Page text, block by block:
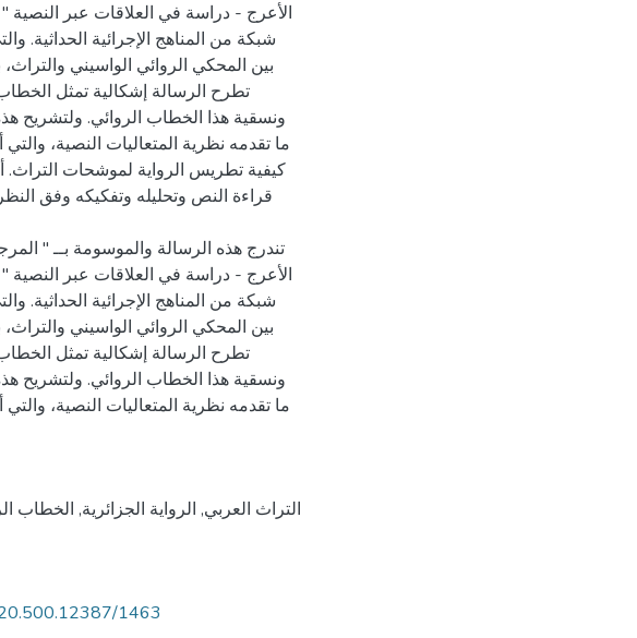
الأعرج - دراسة في العلاقات عبر النصية
شبكة من المناهج الإجرائية الحداثية.
بين المحكي الروائي الواسيني والتراث،
تطرح الرسالة إشكالية تمثل
ونسقية هذا الخطاب الروائي. ولتشريح هذه
ما تقدمه نظرية المتعاليات النصية،
كيفية تطريس الرواية لموشحات التراث.
قراءة النص وتحليله وتفكيكه وفق
تندرج هذه الرسالة والموسومة بــ "
الأعرج - دراسة في العلاقات عبر النصية
شبكة من المناهج الإجرائية الحداثية.
بين المحكي الروائي الواسيني والتراث،
تطرح الرسالة إشكالية تمثل
ونسقية هذا الخطاب الروائي. ولتشريح هذه
ما تقدمه نظرية المتعاليات النصية،
التراث العربي, الرواية الجزائرية, الخطاب
1463